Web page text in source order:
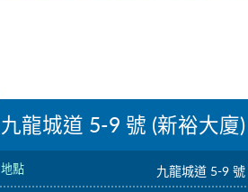
九龍城道 5-9 號 (新裕大廈)
地點 九龍城道 5-9 號